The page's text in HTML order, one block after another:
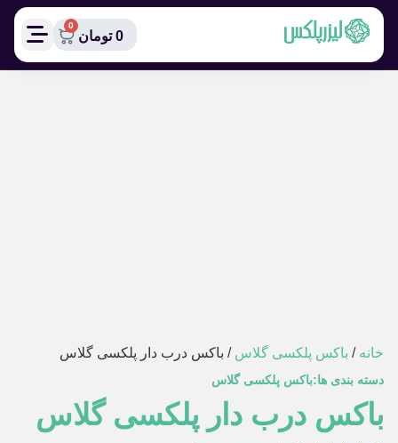
0 تومان
0
خانه / باکس پلکسی گلاس / باکس درب دار پلکسی گلاس
دسته بندی ها:باکس پلکسی گلاس
باکس درب دار پلکسی گلاس